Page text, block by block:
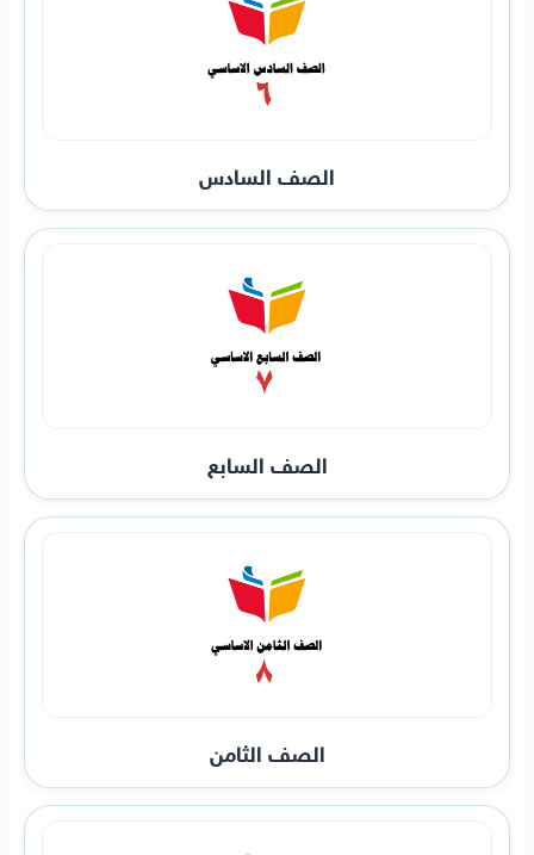
الصف السادس
الصف السابع
الصف الثامن